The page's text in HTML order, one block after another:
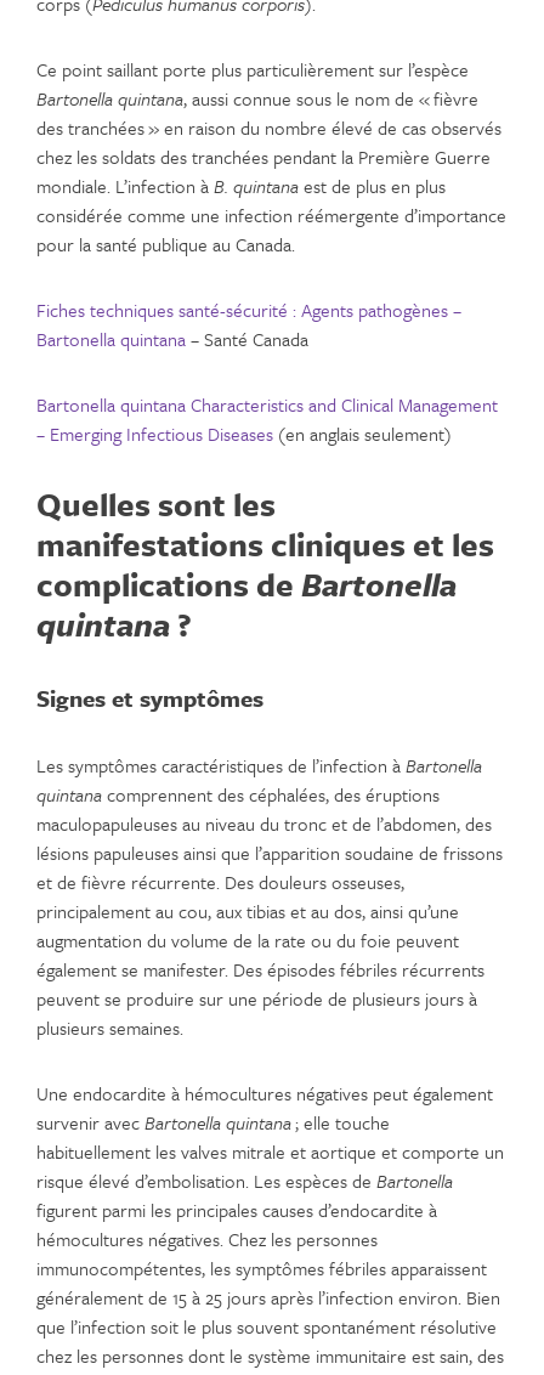
Ce point saillant porte plus particulièrement sur l’espèce
Bartonella quintana, aussi connue sous le nom de « fièvre
des tranchées » en raison du nombre élevé de cas observés
chez les soldats des tranchées pendant la Première Guerre
mondiale. L’infection àB. quintanaest de plus en plus
considérée comme une infection réémergente d’importance
pour la santé publique au Canada.
Fiches techniques santé-sécurité : Agents pathogènes –
Bartonella quintana– Santé Canada
Bartonella quintana Characteristics and Clinical Management
– Emerging Infectious Diseases (en anglais seulement)
Quelles sont les
manifestations cliniques et les
complications deBartonella
quintana?
Signes et symptômes
Les symptômes caractéristiques de l’infection àBartonella
quintanacomprennent des céphalées, des éruptions
maculopapuleuses au niveau du tronc et de l’abdomen, des
lésions papuleuses ainsi que l’apparition soudaine de frissons
et de fièvre récurrente. Des douleurs osseuses,
principalement au cou, aux tibias et au dos, ainsi qu’une
augmentation du volume de la rate ou du foie peuvent
également se manifester. Des épisodes fébriles récurrents
peuvent se produire sur une période de plusieurs jours à
plusieurs semaines.
Une endocardite à hémocultures négatives peut également
survenir avecBartonella quintana; elle touche
habituellement les valves mitrale et aortique et comporte un
risque élevé d’embolisation. Les espèces de Bartonella
figurent parmi les principales causes d’endocardite à
hémocultures négatives. Chez les personnes
immunocompétentes, les symptômes fébriles apparaissent
généralement de 15 à 25 jours après l’infection environ. Bien
que l’infection soit le plus souvent spontanément résolutive
chez les personnes dont le système immunitaire est sain, des